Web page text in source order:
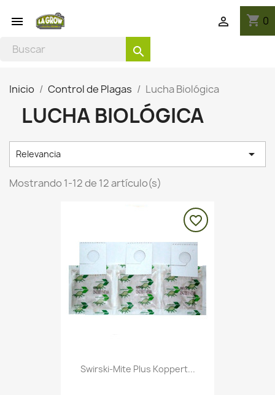
 shopping_cart 0

search
Inicio Control de Plagas Lucha Biológica
LUCHA BIOLÓGICA
Relevancia 
Mostrando 1-12 de 12 artículo(s)
Swirski-Mite Plus Koppert...
favorite_border